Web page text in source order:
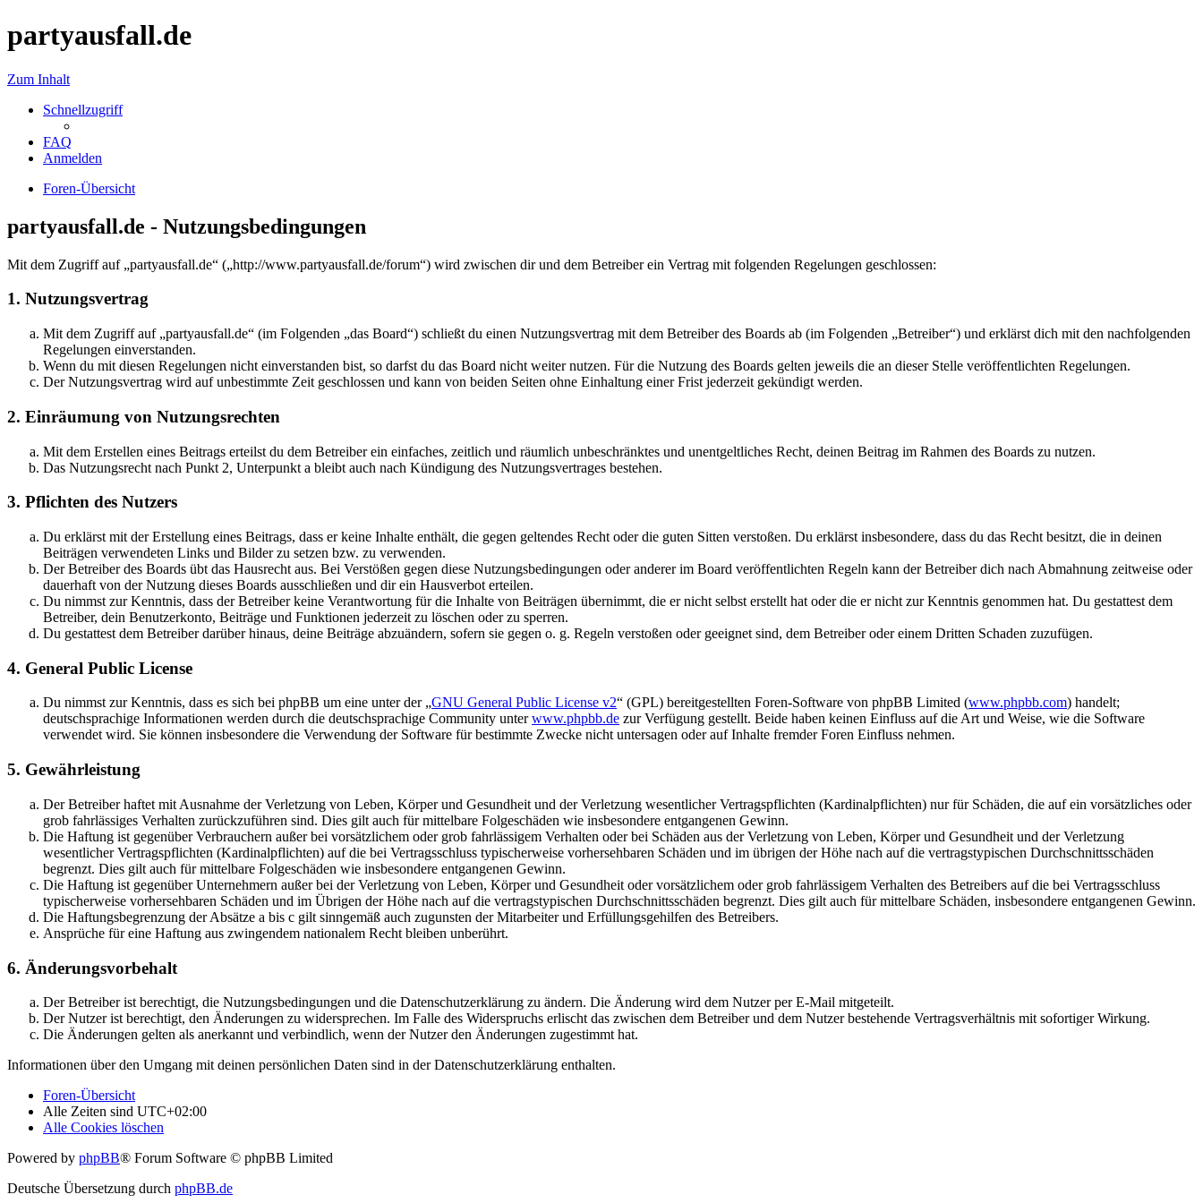
partyausfall.de
Zum Inhalt
Schnellzugriff
FAQ
Anmelden
Foren-Übersicht
partyausfall.de - Nutzungsbedingungen
Mit dem Zugriff auf „partyausfall.de“ („http://www.partyausfall.de/forum“) wird zwischen dir und dem Betreiber ein Vertrag mit folgenden Regelungen geschlossen:
1. Nutzungsvertrag
Mit dem Zugriff auf „partyausfall.de“ (im Folgenden „das Board“) schließt du einen Nutzungsvertrag mit dem Betreiber des Boards ab (im Folgenden „Betreiber“) und erklärst dich mit den nachfolgenden
Regelungen einverstanden.
Wenn du mit diesen Regelungen nicht einverstanden bist, so darfst du das Board nicht weiter nutzen. Für die Nutzung des Boards gelten jeweils die an dieser Stelle veröffentlichten Regelungen.
Der Nutzungsvertrag wird auf unbestimmte Zeit geschlossen und kann von beiden Seiten ohne Einhaltung einer Frist jederzeit gekündigt werden.
2. Einräumung von Nutzungsrechten
Mit dem Erstellen eines Beitrags erteilst du dem Betreiber ein einfaches, zeitlich und räumlich unbeschränktes und unentgeltliches Recht, deinen Beitrag im Rahmen des Boards zu nutzen.
Das Nutzungsrecht nach Punkt 2, Unterpunkt a bleibt auch nach Kündigung des Nutzungsvertrages bestehen.
3. Pflichten des Nutzers
Du erklärst mit der Erstellung eines Beitrags, dass er keine Inhalte enthält, die gegen geltendes Recht oder die guten Sitten verstoßen. Du erklärst insbesondere, dass du das Recht besitzt, die in deinen
Beiträgen verwendeten Links und Bilder zu setzen bzw. zu verwenden.
Der Betreiber des Boards übt das Hausrecht aus. Bei Verstößen gegen diese Nutzungsbedingungen oder anderer im Board veröffentlichten Regeln kann der Betreiber dich nach Abmahnung zeitweise oder
dauerhaft von der Nutzung dieses Boards ausschließen und dir ein Hausverbot erteilen.
Du nimmst zur Kenntnis, dass der Betreiber keine Verantwortung für die Inhalte von Beiträgen übernimmt, die er nicht selbst erstellt hat oder die er nicht zur Kenntnis genommen hat. Du gestattest dem
Betreiber, dein Benutzerkonto, Beiträge und Funktionen jederzeit zu löschen oder zu sperren.
Du gestattest dem Betreiber darüber hinaus, deine Beiträge abzuändern, sofern sie gegen o. g. Regeln verstoßen oder geeignet sind, dem Betreiber oder einem Dritten Schaden zuzufügen.
4. General Public License
Du nimmst zur Kenntnis, dass es sich bei phpBB um eine unter der „GNU General Public License v2“ (GPL) bereitgestellten Foren-Software von phpBB Limited (www.phpbb.com) handelt;
deutschsprachige Informationen werden durch die deutschsprachige Community unterwww.phpbb.de zur Verfügung gestellt. Beide haben keinen Einfluss auf die Art und Weise, wie die Software
verwendet wird. Sie können insbesondere die Verwendung der Software für bestimmte Zwecke nicht untersagen oder auf Inhalte fremder Foren Einfluss nehmen.
5. Gewährleistung
Der Betreiber haftet mit Ausnahme der Verletzung von Leben, Körper und Gesundheit und der Verletzung wesentlicher Vertragspflichten (Kardinalpflichten) nur für Schäden, die auf ein vorsätzliches oder
grob fahrlässiges Verhalten zurückzuführen sind. Dies gilt auch für mittelbare Folgeschäden wie insbesondere entgangenen Gewinn.
Die Haftung ist gegenüber Verbrauchern außer bei vorsätzlichem oder grob fahrlässigem Verhalten oder bei Schäden aus der Verletzung von Leben, Körper und Gesundheit und der Verletzung
wesentlicher Vertragspflichten (Kardinalpflichten) auf die bei Vertragsschluss typischerweise vorhersehbaren Schäden und im übrigen der Höhe nach auf die vertragstypischen Durchschnittsschäden
begrenzt. Dies gilt auch für mittelbare Folgeschäden wie insbesondere entgangenen Gewinn.
Die Haftung ist gegenüber Unternehmern außer bei der Verletzung von Leben, Körper und Gesundheit oder vorsätzlichem oder grob fahrlässigem Verhalten des Betreibers auf die bei Vertragsschluss
typischerweise vorhersehbaren Schäden und im Übrigen der Höhe nach auf die vertragstypischen Durchschnittsschäden begrenzt. Dies gilt auch für mittelbare Schäden, insbesondere entgangenen Gewinn.
Die Haftungsbegrenzung der Absätze a bis c gilt sinngemäß auch zugunsten der Mitarbeiter und Erfüllungsgehilfen des Betreibers.
Ansprüche für eine Haftung aus zwingendem nationalem Recht bleiben unberührt.
6. Änderungsvorbehalt
Der Betreiber ist berechtigt, die Nutzungsbedingungen und die Datenschutzerklärung zu ändern. Die Änderung wird dem Nutzer per E-Mail mitgeteilt.
Der Nutzer ist berechtigt, den Änderungen zu widersprechen. Im Falle des Widerspruchs erlischt das zwischen dem Betreiber und dem Nutzer bestehende Vertragsverhältnis mit sofortiger Wirkung.
Die Änderungen gelten als anerkannt und verbindlich, wenn der Nutzer den Änderungen zugestimmt hat.
Informationen über den Umgang mit deinen persönlichen Daten sind in der Datenschutzerklärung enthalten.
Foren-Übersicht
Alle Zeiten sind UTC+02:00
Alle Cookies löschen
Powered by phpBB® Forum Software © phpBB Limited
Deutsche Übersetzung durch phpBB.de